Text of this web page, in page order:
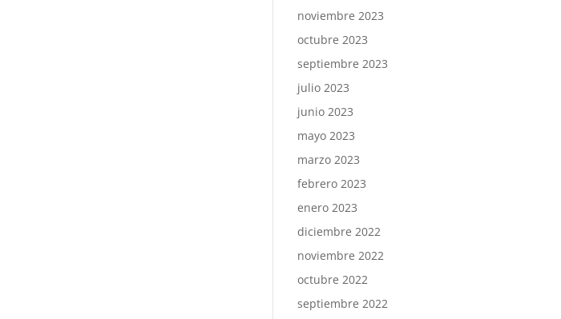
noviembre 2023
octubre 2023
septiembre 2023
julio 2023
junio 2023
mayo 2023
marzo 2023
febrero 2023
enero 2023
diciembre 2022
noviembre 2022
octubre 2022
septiembre 2022